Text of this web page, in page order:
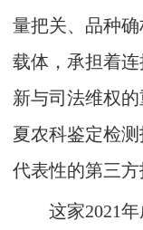
量把关、品种
载体，承担着
新与司法维权
夏农科鉴定检
代表性的第三方
这家2021年